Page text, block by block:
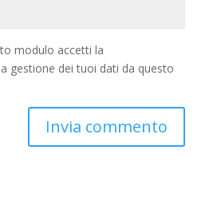
modulo accetti la
gestione dei tuoi dati da questo